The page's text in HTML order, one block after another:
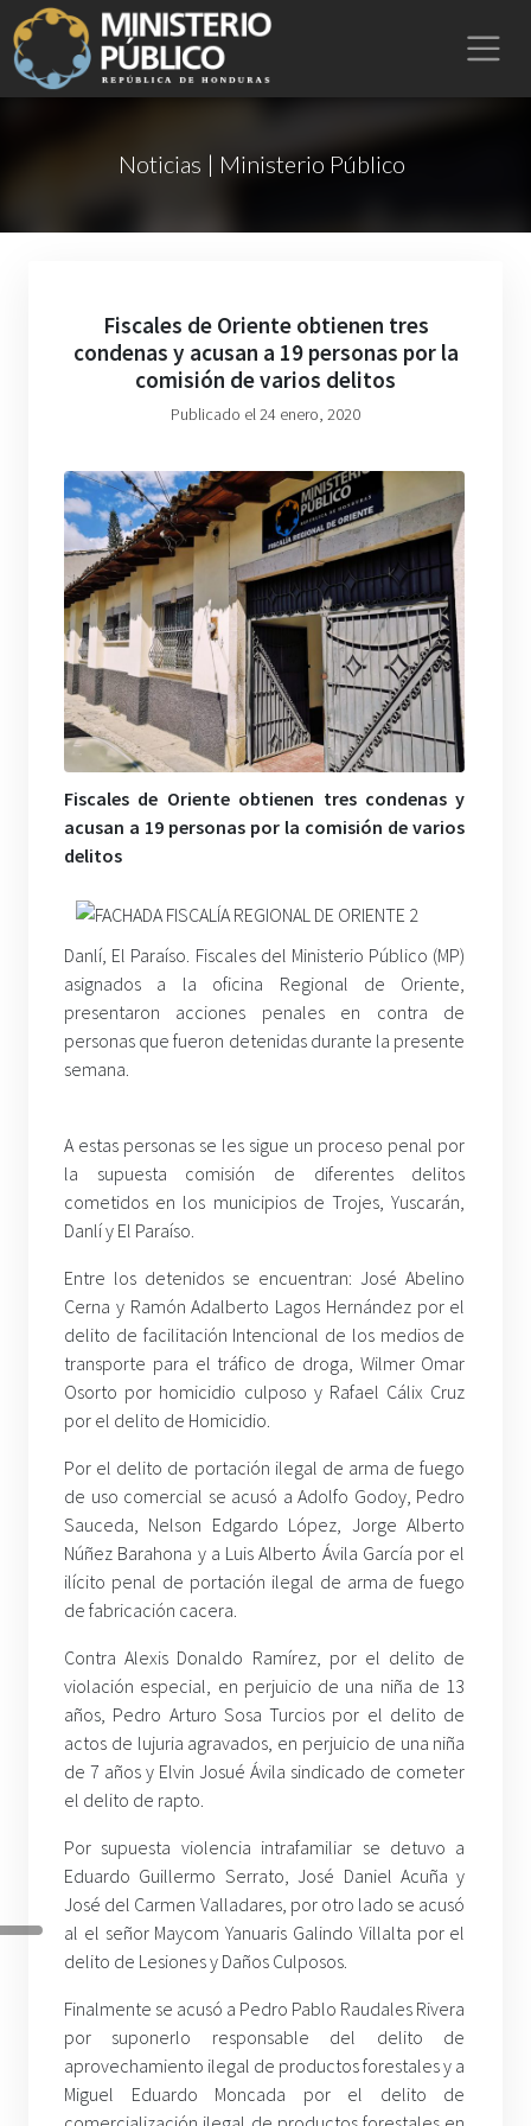
Noticias | Ministerio Público
Fiscales de Oriente obtienen tres
condenas y acusan a 19 personas por la
comisión de varios delitos
Publicado el 24 enero, 2020
Fiscales de Oriente obtienen tres condenas y
acusan a 19 personas por la comisión de varios
delitos
Danlí, El Paraíso. Fiscales del Ministerio Público (MP)
asignados a la oficina Regional de Oriente,
presentaron acciones penales en contra de
personas que fueron detenidas durante la presente
semana.
A estas personas se les sigue un proceso penal por
la supuesta comisión de diferentes delitos
cometidos en los municipios de Trojes, Yuscarán,
Danlí y El Paraíso.
Entre los detenidos se encuentran: José Abelino
Cerna y Ramón Adalberto Lagos Hernández por el
delito de facilitación Intencional de los medios de
transporte para el tráfico de droga, Wilmer Omar
Osorto por homicidio culposo y Rafael Cálix Cruz
por el delito de Homicidio.
Por el delito de portación ilegal de arma de fuego
de uso comercial se acusó a Adolfo Godoy, Pedro
Sauceda, Nelson Edgardo López, Jorge Alberto
Núñez Barahona y a Luis Alberto Ávila García por el
ilícito penal de portación ilegal de arma de fuego
de fabricación cacera.
Contra Alexis Donaldo Ramírez, por el delito de
violación especial, en perjuicio de una niña de 13
años, Pedro Arturo Sosa Turcios por el delito de
actos de lujuria agravados, en perjuicio de una niña
de 7 años y Elvin Josué Ávila sindicado de cometer
el delito de rapto.
Por supuesta violencia intrafamiliar se detuvo a
Eduardo Guillermo Serrato, José Daniel Acuña y
José del Carmen Valladares, por otro lado se acusó
al el señor Maycom Yanuaris Galindo Villalta por el
delito de Lesiones y Daños Culposos.
Finalmente se acusó a Pedro Pablo Raudales Rivera
por suponerlo responsable del delito de
aprovechamiento ilegal de productos forestales y a
Miguel Eduardo Moncada por el delito de